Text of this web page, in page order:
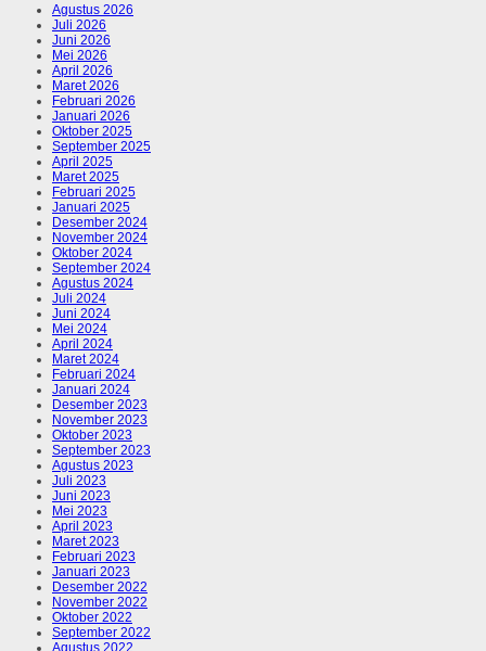
Agustus 2026
Juli 2026
Juni 2026
Mei 2026
April 2026
Maret 2026
Februari 2026
Januari 2026
Oktober 2025
September 2025
April 2025
Maret 2025
Februari 2025
Januari 2025
Desember 2024
November 2024
Oktober 2024
September 2024
Agustus 2024
Juli 2024
Juni 2024
Mei 2024
April 2024
Maret 2024
Februari 2024
Januari 2024
Desember 2023
November 2023
Oktober 2023
September 2023
Agustus 2023
Juli 2023
Juni 2023
Mei 2023
April 2023
Maret 2023
Februari 2023
Januari 2023
Desember 2022
November 2022
Oktober 2022
September 2022
Agustus 2022